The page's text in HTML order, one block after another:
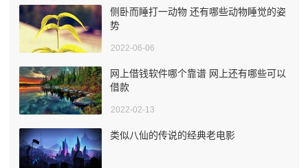
侧卧而睡打一动物 还有哪些动物睡觉的姿
势
2022-06-06
网上借钱软件哪个靠谱 网上还有哪些可以
借款
2022-02-13
类似八仙的传说的经典老电影